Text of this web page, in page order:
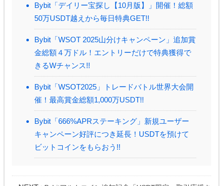
Bybit「デイリー宝探し【10月版】」開催！総額
50万USDT越えから毎日特典GET!!
Bybit「WSOT 2025山分けキャンペーン」追加賞
金総額４万ドル！エントリーだけで特典獲得で
きるWチャンス!!
Bybit「WSOT2025」トレードバトル世界大会開
催！最高賞金総額1,000万USDT!!
Bybit「666%APRステーキング」新規ユーザー
キャンペーン好評につき延長！USDTを預けて
ビットコインをもらおう!!